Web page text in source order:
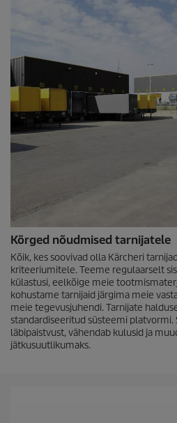
Kõrged nõudmised tarnijatele
Kõik, kes soovivad olla Kärcheri
kriteeriumitele. Teeme regulaarselt
külastusi, eelkõige meie
kohustame tarnijaid järgima meie
meie tegevusjuhendi. Tarnijate
standardiseeritud süsteemi platvormi.
läbipaistvust, vähendab kulusid ja
jätkusuutlikumaks.